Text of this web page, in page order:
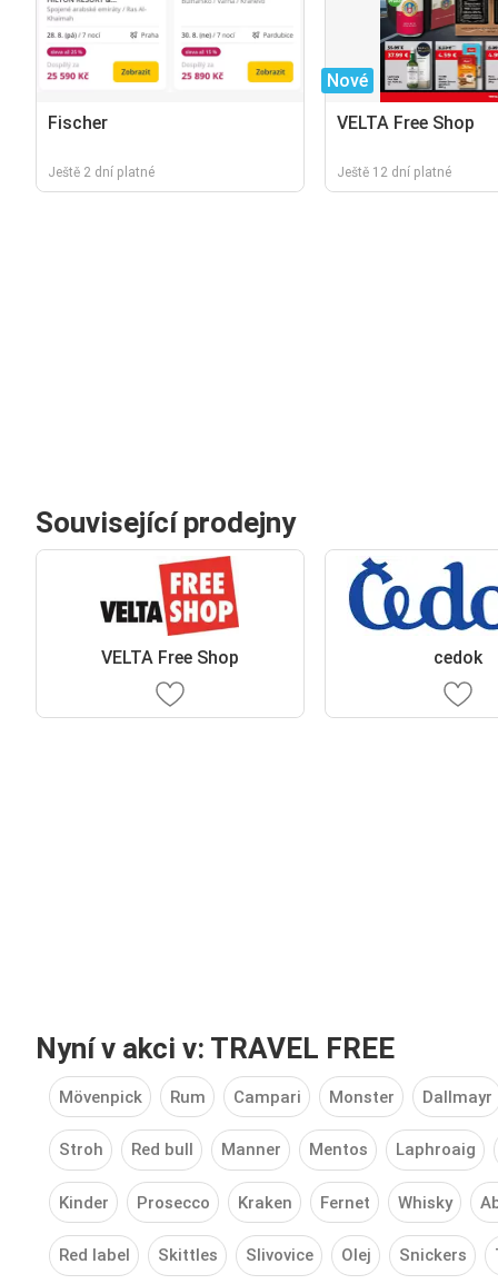
Fischer
Ještě 2 dní platné
Nové
VELTA Free Shop
Ještě 12 dní platné
Související prodejny
VELTA Free Shop cedok
Nyní v akci v: TRAVEL FREE
Mövenpick Rum Campari Monster Dallmayr
Stroh Red bull Manner Mentos Laphroaig
Kinder Prosecco Kraken Fernet Whisky
Red label Skittles Slivovice Olej Snickers